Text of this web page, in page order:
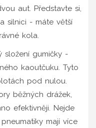
aut. Představte si,
silnici - máte větší
kola.
složení gumičky -
kaoutčuku. Tyto
pod nulou.
běžných drážek,
efektivněji. Nejde
mají více